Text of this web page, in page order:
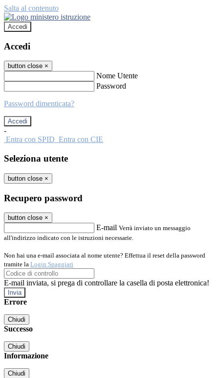
Salta al contenuto
Accedi
Accedi
button close ×
Nome Utente
Password
Password dimenticata?
-
Entra con SPID Entra con CIE
Seleziona utente
button close ×
Recupero password
button close ×
E-mail Verrà inviato un messaggio
all'indirizzo indicato con le istruzioni necessarie.
Non hai una e-mail associata al nome utente? Effettua il reset della password
tramite la Login Spaggiari
E-mail inviata, si prega di controllare la casella di posta elettronica!
Errore
Chiudi
Successo
Chiudi
Informazione
Chiudi